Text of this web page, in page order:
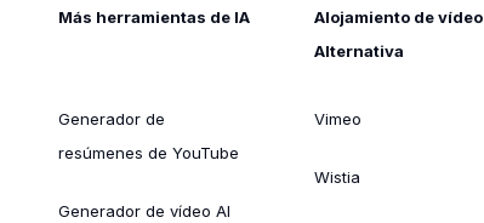
Más herramientas de IA
Generador de
resúmenes de YouTube
Generador de vídeo AI
Alojamiento de vídeo
Alternativa
Vimeo
Wistia